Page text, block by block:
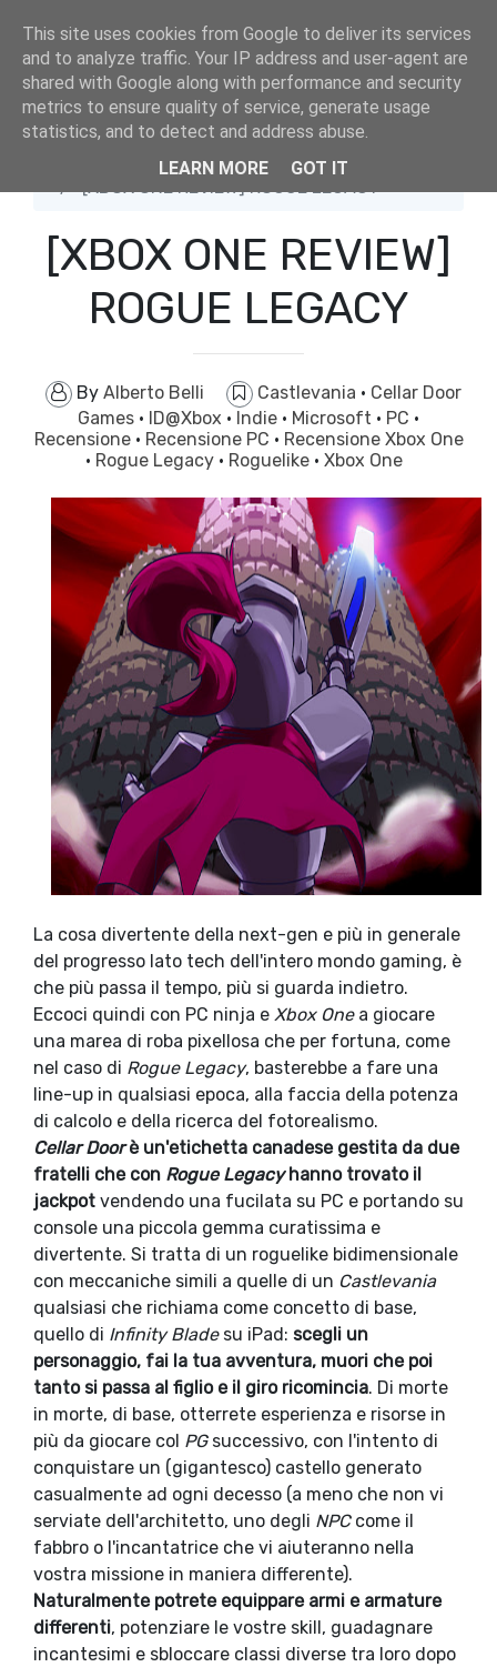
Castlevania
[XBOX ONE REVIEW] ROGUE LEGACY
[XBOX ONE REVIEW]
ROGUE LEGACY
By Alberto Belli Castlevania · Cellar Door
Games · ID@Xbox · Indie · Microsoft · PC ·
Recensione · Recensione PC · Recensione Xbox One
· Rogue Legacy · Roguelike · Xbox One
La cosa divertente della next-gen e più in generale
del progresso lato tech dell'intero mondo gaming, è
che più passa il tempo, più si guarda indietro.
Eccoci quindi con PC ninja e Xbox Onea giocare
una marea di roba pixellosa che per fortuna, come
nel caso di Rogue Legacy, basterebbe a fare una
line-up in qualsiasi epoca, alla faccia della potenza
di calcolo e della ricerca del fotorealismo.
Cellar Doorè un'etichetta canadese gestita da due
fratelli che con Rogue Legacyhanno trovato il
jackpot vendendo una fucilata su PC e portando su
console una piccola gemma curatissima e
divertente. Si tratta di un roguelike bidimensionale
con meccaniche simili a quelle di un Castlevania
qualsiasi che richiama come concetto di base,
quello di Infinity Blade su iPad: scegli un
personaggio, fai la tua avventura, muori che poi
tanto si passa al figlio e il giro ricomincia. Di morte
in morte, di base, otterrete esperienza e risorse in
più da giocare col PGsuccessivo, con l'intento di
conquistare un (gigantesco) castello generato
casualmente ad ogni decesso (a meno che non vi
serviate dell'architetto, uno degli NPCcome il
fabbro o l'incantatrice che vi aiuteranno nella
vostra missione in maniera differente).
Naturalmente potrete equippare armi e armature
differenti, potenziare le vostre skill, guadagnare
incantesimi e sbloccare classi diverse tra loro dopo
This site uses cookies from Google to deliver its services
and to analyze traffic. Your IP address and user-agent are
shared with Google along with performance and security
metrics to ensure quality of service, generate usage
statistics, and to detect and address abuse.
LEARN MORE
GOT IT